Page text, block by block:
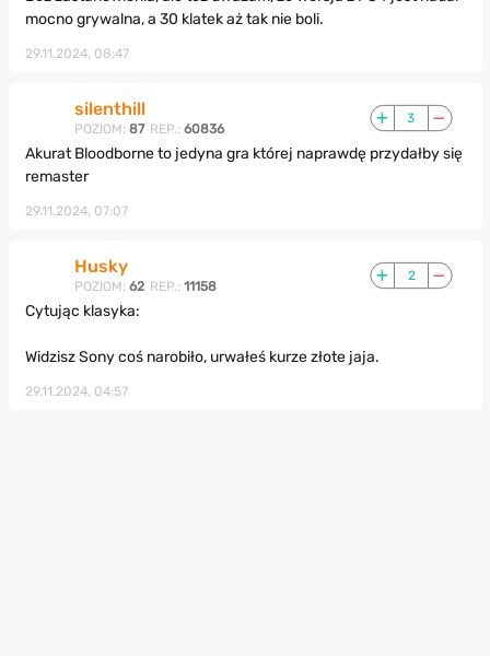
mocno grywalna, a 30 klatek aż tak nie boli.
29.11.2024, 08:47
silenthill
POZIOM: 87 REP.: 60836
3
Akurat Bloodborne to jedyna gra której naprawdę przydałby się
remaster
29.11.2024, 07:07
Husky
POZIOM: 62 REP.: 11158
2
Cytując klasyka:
Widzisz Sony coś narobiło, urwałeś kurze złote jaja.
29.11.2024, 04:57